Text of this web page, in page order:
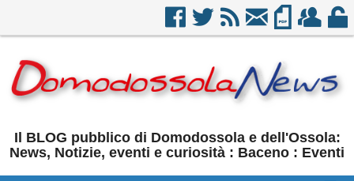
Il BLOG pubblico di Domodossola e dell'Ossola:
News, Notizie, eventi e curiosità : Baceno : Eventi